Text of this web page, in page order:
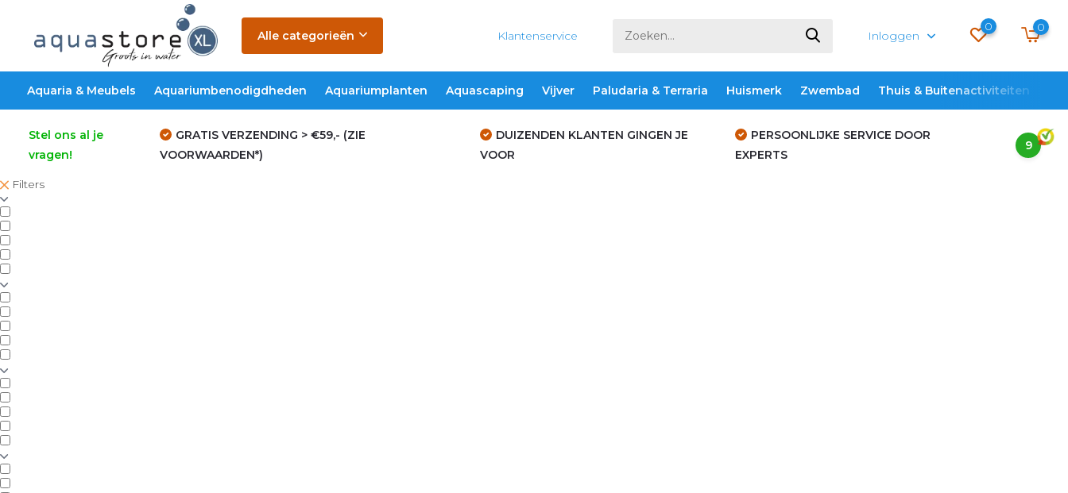
Alle categorieën Klantenservice Inloggen
0 0
Aquaria & Meubels Aquariumbenodigdheden Aquariumplanten Aquascaping Vijver Paludaria & Terraria Huismerk Zwembad Thuis & Buitenactiviteiten
Stel ons al je
vragen!
GRATIS VERZENDING > €59,- (ZIE
VOORWAARDEN*)
DUIZENDEN KLANTEN GINGEN JE
VOOR
PERSOONLIJKE SERVICE DOOR
EXPERTS
9
Filters